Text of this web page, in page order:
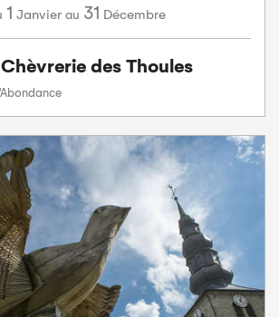
1 Janvier au 31 Décembre
des Thoules